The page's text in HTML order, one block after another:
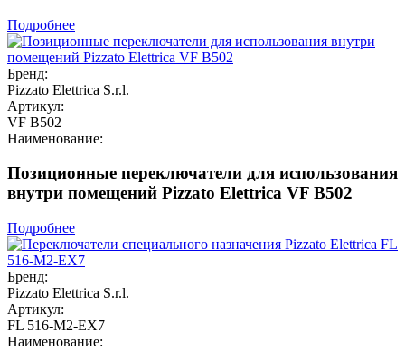
Подробнее
Бренд:
Pizzato Elettrica S.r.l.
Артикул:
VF B502
Наименование:
Позиционные переключатели для использования
внутри помещений Pizzato Elettrica VF B502
Подробнее
Бренд:
Pizzato Elettrica S.r.l.
Артикул:
FL 516-M2-EX7
Наименование: